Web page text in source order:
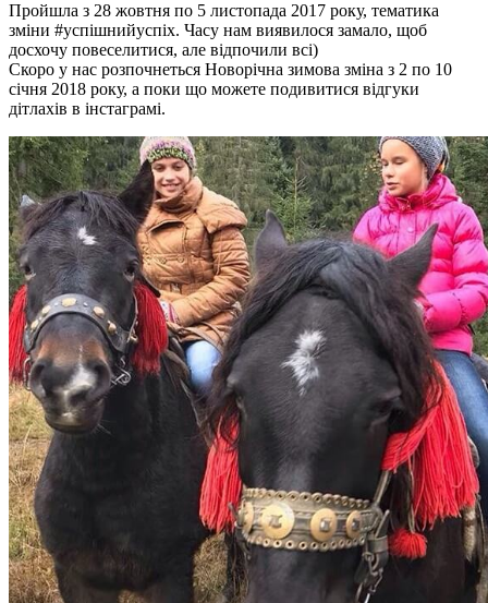
Пройшла з 28 жовтня по 5 листопада 2017 року, тематика
зміни #успішнийуспіх. Часу нам виявилося замало, щоб
досхочу повеселитися, але відпочили всі)
Скоро у нас розпочнеться Новорічна зимова зміна з 2 по 10
січня 2018 року, а поки що можете подивитися відгуки
дітлахів в інстаграмі.